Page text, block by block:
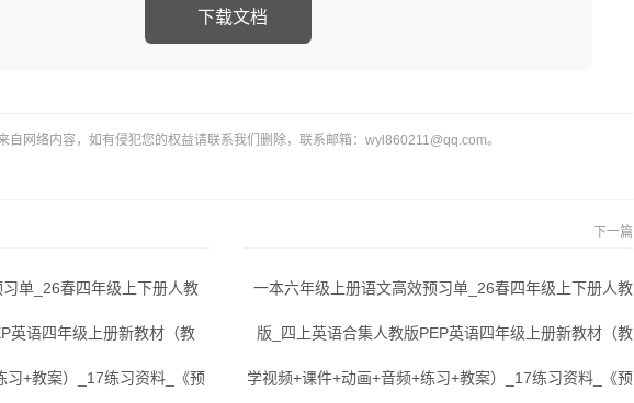
下载文档
自网络内容，如有侵犯您的权益请联系我们删除，联系邮箱：wyl860211@qq.com。
单_26春四年级上下册人教
英语四年级上册新教材（教
习+教案）_17练习资料_《预
下一篇
一本六年级上册语文高效预习单_26春四年级上下册人教
版_四上英语合集人教版PEP英语四年级上册新教材（教
学视频+课件+动画+音频+练习+教案）_17练习资料_《预